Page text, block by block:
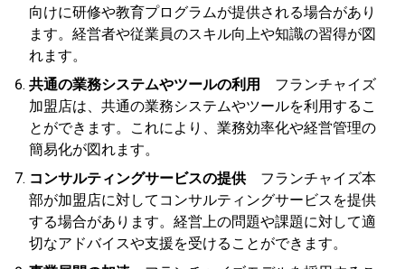
向けに研修や教育プログラムが提供される場合があり
ます。経営者や従業員のスキル向上や知識の習得が図
れます。
共通の業務システムやツールの利用
フランチャイズ
加盟店は、共通の業務システムやツールを利用するこ
とができます。これにより、業務効率化や経営管理の
簡易化が図れます。
コンサルティングサービスの提供フランチャイズ本
部が加盟店に対してコンサルティングサービスを提供
する場合があります。経営上の問題や課題に対して適
切なアドバイスや支援を受けることができます。